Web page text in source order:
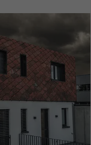
EXPIRATION
NOM
EXPIRATION
NOM